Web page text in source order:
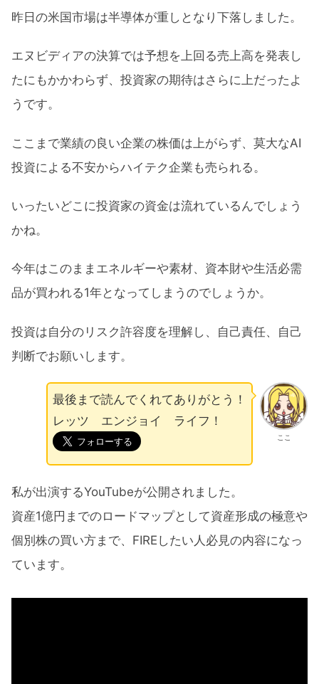
昨日の米国市場は半導体が重しとなり下落しました。
エヌビディアの決算では予想を上回る売上高を発表し
たにもかかわらず、投資家の期待はさらに上だったよ
うです。
ここまで業績の良い企業の株価は上がらず、莫大なAI
投資による不安からハイテク企業も売られる。
いったいどこに投資家の資金は流れているんでしょう
かね。
今年はこのままエネルギーや素材、資本財や生活必需
品が買われる1年となってしまうのでしょうか。
投資は自分のリスク許容度を理解し、自己責任、自己
判断でお願いします。
ここ
最後まで読んでくれてありがとう！
レッツ エンジョイ ライフ！
私が出演するYouTubeが公開されました。
資産1億円までのロードマップとして資産形成の極意や
個別株の買い方まで、FIREしたい人必見の内容になっ
ています。